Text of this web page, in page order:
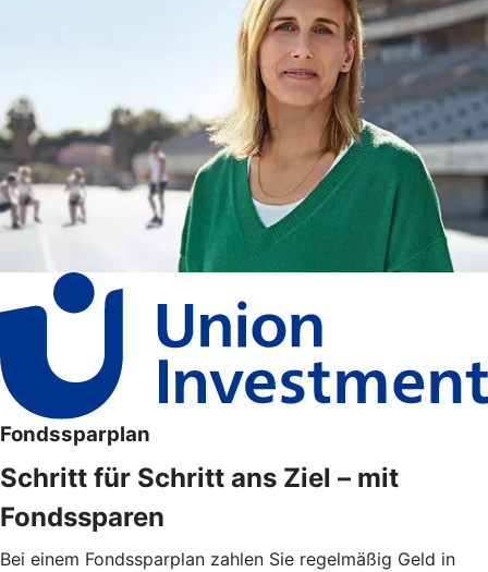
Fondssparplan
Schritt für Schritt ans Ziel – mit
Fondssparen
Bei einem Fondssparplan zahlen Sie regelmäßig Geld in